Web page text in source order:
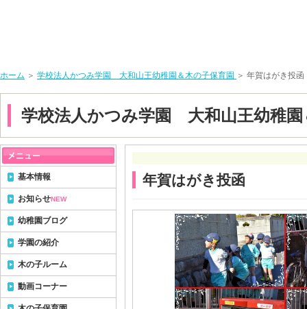
ホーム ＞ 学校法人かつみ学園 大和山王幼稚園＆木の子保育園 ＞ 年賀はがき投函
学校法人かつみ学園 大和山王幼稚園
年賀はがき投函
基本情報
お知らせNEW
幼稚園ブログ
学園の紹介
木の子ルーム
動画コーナー